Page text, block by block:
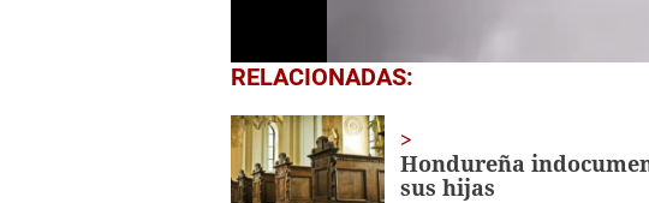
0
seconds
21
seconds
Volume
0%
RELACIONADAS:
Hondureña
sus hijas